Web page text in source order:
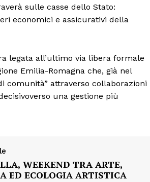
Menu
Canale TV 70/80/90
CONTENUTI
ECONOMIA
sulle casse dello Stato:
economici e assicurativi della
legata all’ultimo via libera formale
Emilia-Romagna che, già nel
comunità” attraverso collaborazioni
una gestione più
WEEKEND TRA ARTE,
ED ECOLOGIA ARTISTICA